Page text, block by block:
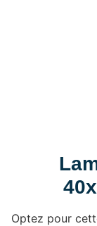
Optez pour